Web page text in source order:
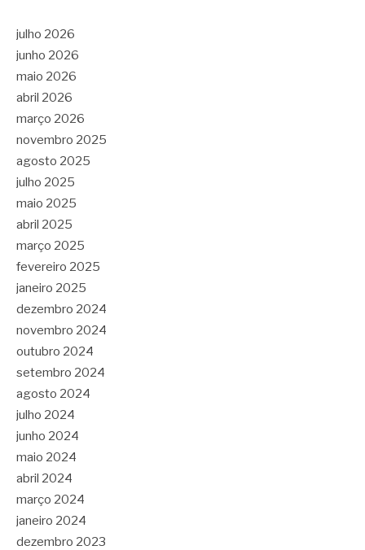
julho 2026
junho 2026
maio 2026
abril 2026
março 2026
novembro 2025
agosto 2025
julho 2025
maio 2025
abril 2025
março 2025
fevereiro 2025
janeiro 2025
dezembro 2024
novembro 2024
outubro 2024
setembro 2024
agosto 2024
julho 2024
junho 2024
maio 2024
abril 2024
março 2024
janeiro 2024
dezembro 2023